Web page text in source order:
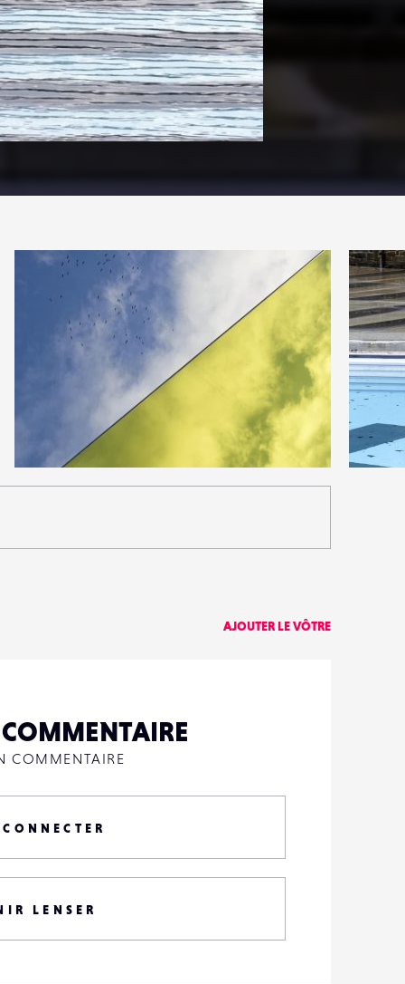
10
5
AJOUTER LE VÔTRE
COMMENTAIRE
LENSER